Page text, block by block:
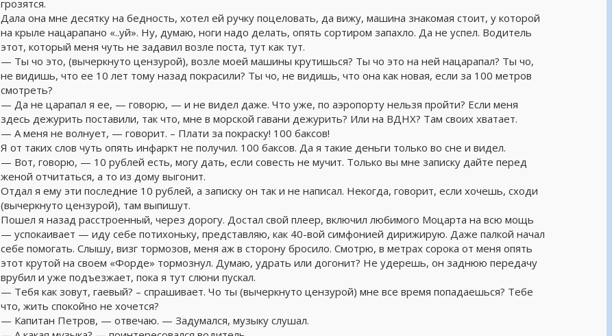
грозятся.
Дала она мне десятку на бедность, хотел ей ручку поцеловать, да вижу, машина знакомая стоит, у которой
на крыле нацарапано «..уй». Ну, думаю, ноги надо делать, опять сортиром запахло. Да не успел. Водитель
этот, который меня чуть не задавил возле поста, тут как тут.
— Ты чо это, (вычеркнуто цензурой), возле моей машины крутишься? Ты чо это на ней нацарапал? Ты чо,
не видишь, что ее 10 лет тому назад покрасили? Ты чо, не видишь, что она как новая, если за 100 метров
смотреть?
— Да не царапал я ее, — говорю, — и не видел даже. Что уже, по аэропорту нельзя пройти? Если меня
здесь дежурить поставили, так что, мне в морской гавани дежурить? Или на ВДНХ? Там своих хватает.
— А меня не волнует, — говорит. – Плати за покраску! 100 баксов!
Я от таких слов чуть опять инфаркт не получил. 100 баксов. Да я такие деньги только во сне и видел.
— Вот, говорю, — 10 рублей есть, могу дать, если совесть не мучит. Только вы мне записку дайте перед
женой отчитаться, а то из дому выгонит.
Отдал я ему эти последние 10 рублей, а записку он так и не написал. Некогда, говорит, если хочешь, сходи
(вычеркнуто цензурой), там выпишут.
Пошел я назад расстроенный, через дорогу. Достал свой плеер, включил любимого Моцарта на всю мощь
— успокаивает — иду себе потихоньку, представляю, как 40-вой симфонией дирижирую. Даже палкой начал
себе помогать. Слышу, визг тормозов, меня аж в сторону бросило. Смотрю, в метрах сорока от меня опять
этот крутой на своем «Форде» тормознул. Думаю, удрать или догонит? Не удерешь, он заднюю передачу
врубил и уже подъезжает, пока я тут слюни пускал.
— Тебя как зовут, гаевый? – спрашивает. Чо ты (вычеркнуто цензурой) мне все время попадаешься? Тебе
что, жить спокойно не хочется?
— Капитан Петров, — отвечаю. — Задумался, музыку слушал.